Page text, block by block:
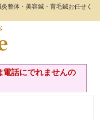
整体・美容鍼・育毛鍼お任せく
話にでれませんの